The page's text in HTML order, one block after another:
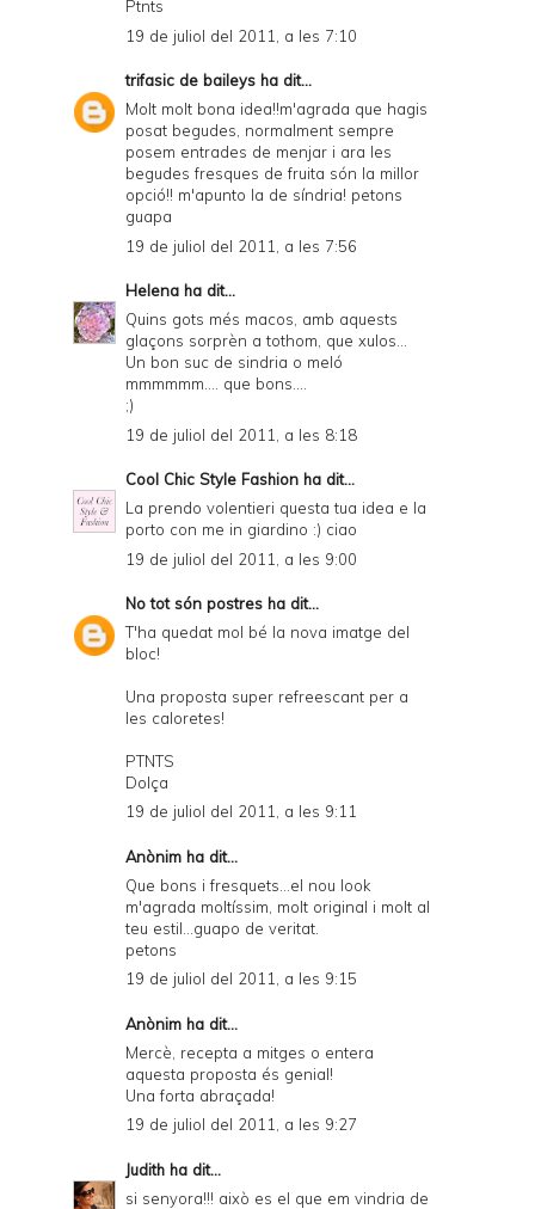
Ptnts
19 de juliol del 2011, a les 7:10
trifasic de baileys ha dit...
Molt molt bona idea!!m'agrada que hagis
posat begudes, normalment sempre
posem entrades de menjar i ara les
begudes fresques de fruita són la millor
opció!! m'apunto la de síndria! petons
guapa
19 de juliol del 2011, a les 7:56
Helena ha dit...
Quins gots més macos, amb aquests
glaçons sorprèn a tothom, que xulos...
Un bon suc de sindria o meló
mmmmmm.... que bons....
;)
19 de juliol del 2011, a les 8:18
Cool Chic Style Fashion ha dit...
La prendo volentieri questa tua idea e la
porto con me in giardino :) ciao
19 de juliol del 2011, a les 9:00
No tot són postres ha dit...
T'ha quedat mol bé la nova imatge del
bloc!
Una proposta super refreescant per a
les caloretes!
PTNTS
Dolça
19 de juliol del 2011, a les 9:11
Anònim ha dit...
Que bons i fresquets...el nou look
m'agrada moltíssim, molt original i molt al
teu estil...guapo de veritat.
petons
19 de juliol del 2011, a les 9:15
Anònim ha dit...
Mercè, recepta a mitges o entera
aquesta proposta és genial!
Una forta abraçada!
19 de juliol del 2011, a les 9:27
Judith ha dit...
si senyora!!! això es el que em vindria de